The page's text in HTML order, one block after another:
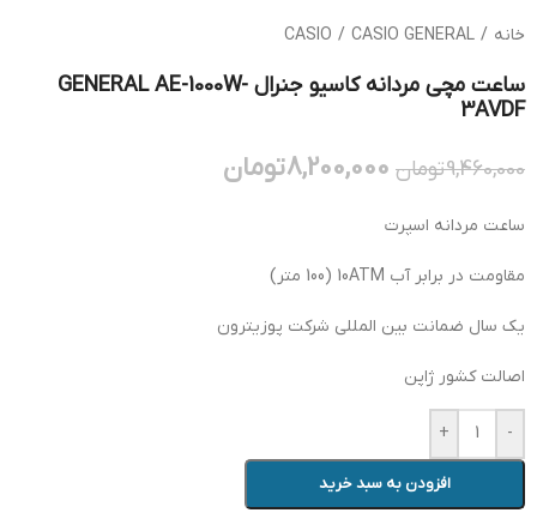
خانه /
CASIO / CASIO GENERAL
ساعت مچی مردانه کاسیو جنرال GENERAL AE-1000W-
3AVDF
9,460,000تومان 8,200,000تومان
ساعت مردانه اسپرت
مقاومت در برابر آب 10ATM (100 متر)
یک سال ضمانت بین المللی شرکت پوزیترون
اصالت کشور ژاپن
-
+
افزودن به سبد خرید